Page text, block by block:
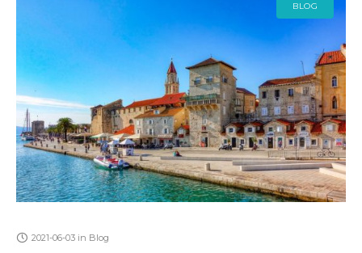
BLOG
2021-06-03 in Blog